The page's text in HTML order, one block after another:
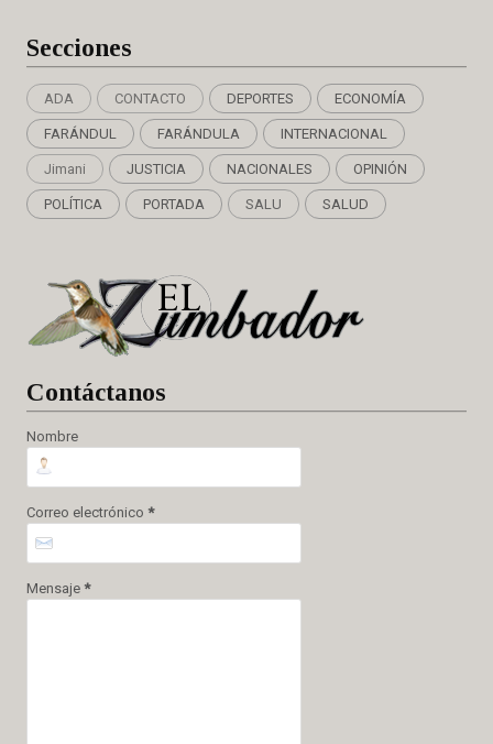
Secciones
ADA CONTACTO DEPORTES ECONOMÍA
FARÁNDUL FARÁNDULA INTERNACIONAL
Jimani JUSTICIA NACIONALES OPINIÓN
POLÍTICA PORTADA SALU SALUD
Contáctanos
Nombre
Correo electrónico *
Mensaje *